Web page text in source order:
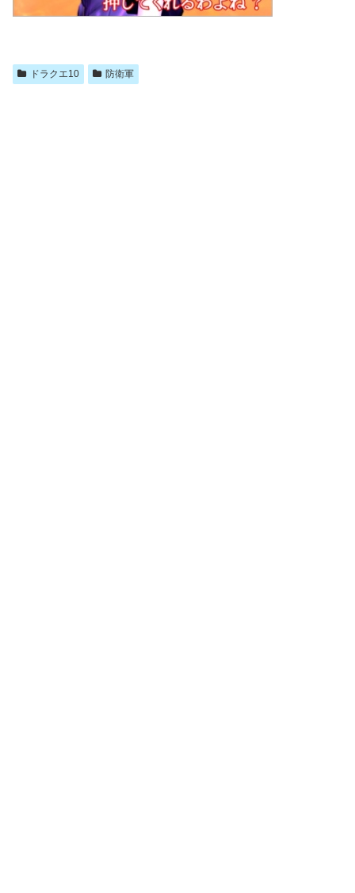
ドラクエ10 防衛軍